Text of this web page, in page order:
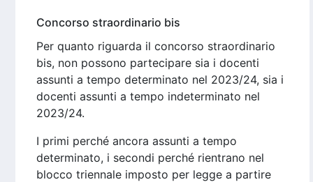
Concorso straordinario bis
Per quanto riguarda il concorso straordinario
bis, non possono partecipare sia i docenti
assunti a tempo determinato nel 2023/24, sia i
docenti assunti a tempo indeterminato nel
2023/24.
I primi perché ancora assunti a tempo
determinato, i secondi perché rientrano nel
blocco triennale imposto per legge a partire